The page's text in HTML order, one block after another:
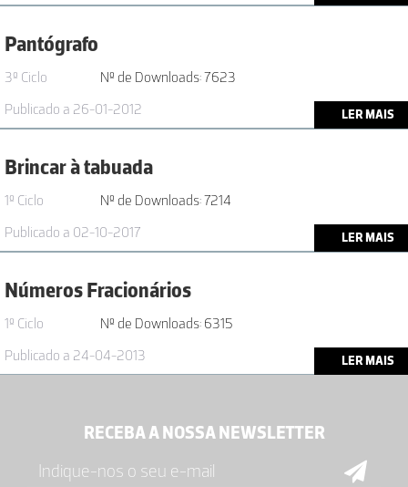
Pantógrafo
3º Ciclo
Nº de Downloads: 7623
Publicado a 26-01-2012
LER MAIS
Brincar à tabuada
1º Ciclo
Nº de Downloads: 7214
Publicado a 02-10-2017
LER MAIS
Números Fracionários
1º Ciclo
Nº de Downloads: 6315
Publicado a 24-04-2013
LER MAIS
RECEBA A NOSSA NEWSLETTER